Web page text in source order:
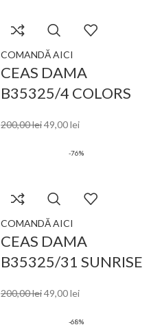
COMANDĂ AICI
CEAS DAMA
B35325/4 COLORS
200,00lei49,00lei
-76%
COMANDĂ AICI
CEAS DAMA
B35325/31 SUNRISE
200,00lei49,00lei
-68%